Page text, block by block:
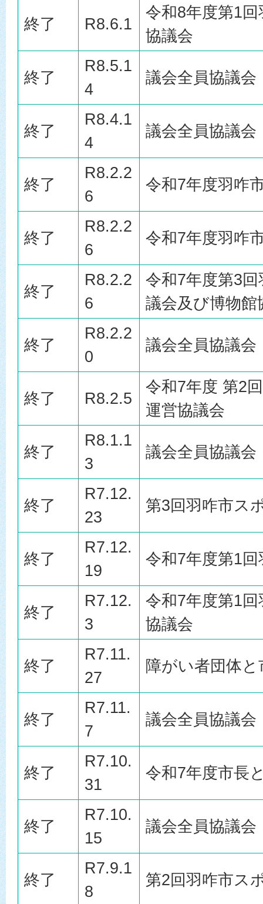
終了 R8.6.1
令和8年度第1
協議会
終了
R8.5.1
4
議会全員協議会
終了
R8.4.1
4
議会全員協議会
終了
R8.2.2
6
令和7年度羽咋
終了
R8.2.2
6
令和7年度羽咋
終了
R8.2.2
6
令和7年度第3
議会及び博物館
終了
R8.2.2
0
議会全員協議会
終了 R8.2.5
令和7年度 第2
運営協議会
終了
R8.1.1
3
議会全員協議会
終了
R7.12.
23
第3回羽咋市ス
終了
R7.12.
19
令和7年度第1
終了
R7.12.
3
令和7年度第1
協議会
終了
R7.11.
27
障がい者団体
終了
R7.11.
7
議会全員協議会
終了
R7.10.
31
令和7年度市長
終了
R7.10.
15
議会全員協議会
終了
R7.9.1
8
第2回羽咋市ス